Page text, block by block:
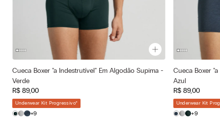
Cor selecionada
Verde - 132j - Verde Scuro
Tamanho selecionado
P M
Cueca Boxer "a Indestrutível" Em Algodão Supima -
Verde
R$ 89,00
Underwear Kit Progressivo*
+9
Cor
Azul - 3120
Tamanho
P
Cueca Boxer
Azul
R$ 89,00
Underwear Kit
+9